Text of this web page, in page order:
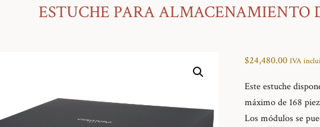
ESTUCHE PARA ALMACENAMIENTO
$24,480.00 IVA
Este estuche
máximo de 168
Los módulos se